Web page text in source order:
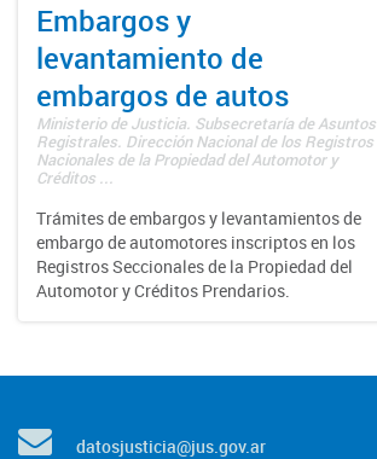
Embargos y
levantamiento de
embargos de autos
Ministerio de Justicia. Subsecretaría de Asuntos
Registrales. Dirección Nacional de los Registros
Nacionales de la Propiedad del Automotor y
Créditos ...
Trámites de embargos y levantamientos de
embargo de automotores inscriptos en los
Registros Seccionales de la Propiedad del
Automotor y Créditos Prendarios.
datosjusticia@jus.gov.ar